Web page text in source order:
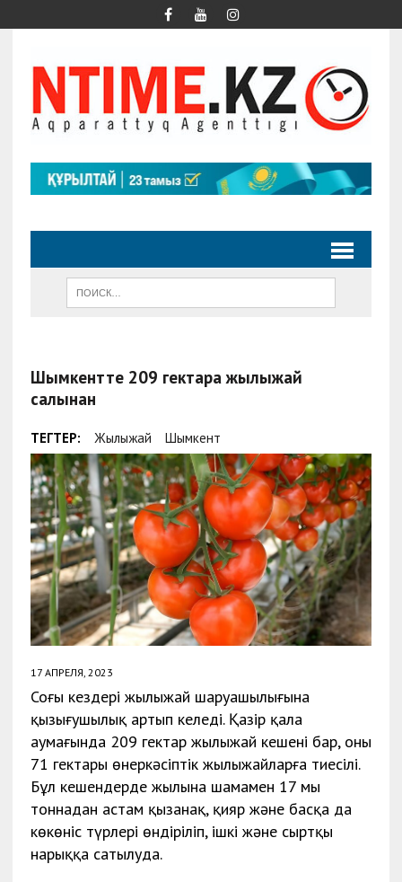
Шымкентте 209 гектарға жылыжай
салынған
ТЕГТЕР: Жылыжай Шымкент
17 АПРЕЛЯ, 2023
Соңғы кездері жылыжай шаруашылығына
қызығушылық артып келеді. Қазір қала
аумағында 209 гектар жылыжай кешені бар, оның
71 гектары өнеркәсіптік жылыжайларға тиесілі.
Бұл кешендерде жылына шамамен 17 мың
тоннадан астам қызанақ, қияр және басқа да
көкөніс түрлері өндіріліп, ішкі және сыртқы
нарыққа сатылуда.